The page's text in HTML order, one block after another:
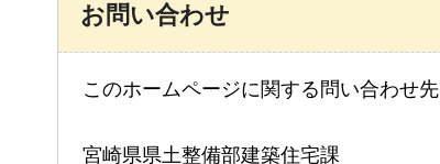
お問い合わせ
このホームページに関する問い合わせ先
宮崎県県土整備部建築住宅課